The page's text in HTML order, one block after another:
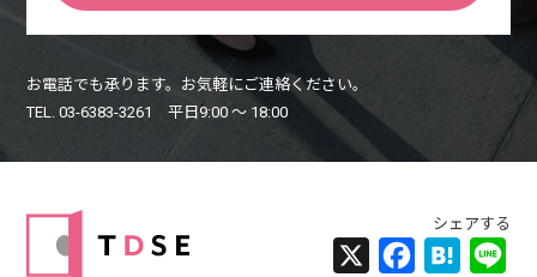
お電話でも承ります。お気軽にご連絡ください。
TEL. 03-6383-3261 平日9:00 〜 18:00
Facebook
Hatena